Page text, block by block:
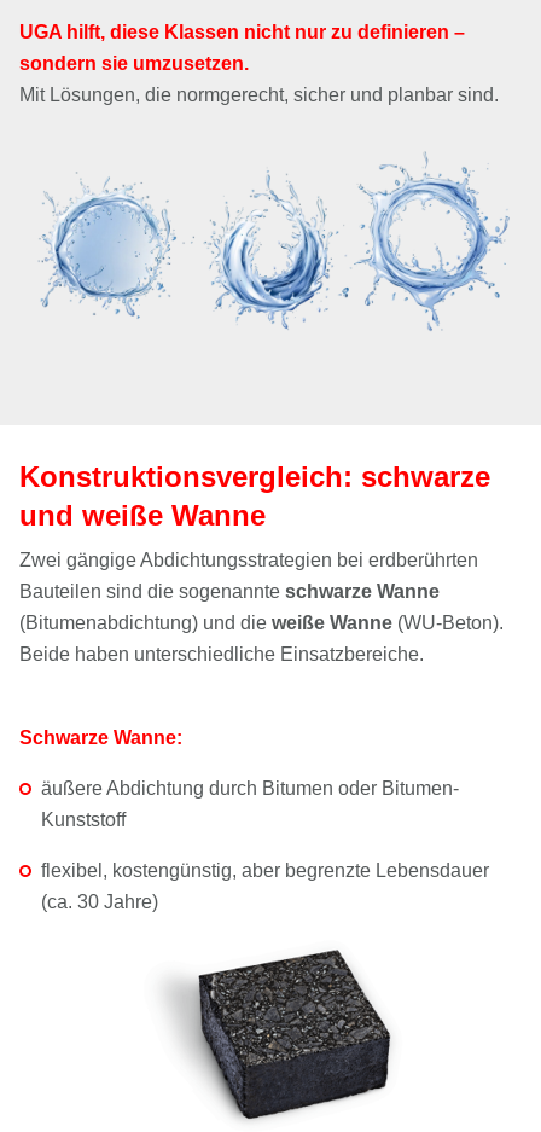
UGA hilft, diese Klassen nicht nur zu definieren –
sondern sie umzusetzen.
Mit Lösungen, die normgerecht, sicher und planbar sind.
Konstruktionsvergleich: schwarze
und weiße Wanne
Zwei gängige Abdichtungsstrategien bei erdberührten
Bauteilen sind die sogenannte schwarze Wanne
(Bitumenabdichtung) und die weiße Wanne (WU-Beton).
Beide haben unterschiedliche Einsatzbereiche.
Schwarze Wanne:
äußere Abdichtung durch Bitumen oder Bitumen-
Kunststoff
flexibel, kostengünstig, aber begrenzte Lebensdauer
(ca. 30 Jahre)